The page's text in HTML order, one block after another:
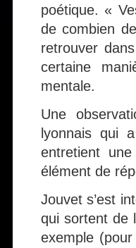
poétique. «
de combien
retrouver
certaine
mentale.
Une
lyonnais qui
entretient
élément de
Jouvet s’est
qui sortent de
exemple